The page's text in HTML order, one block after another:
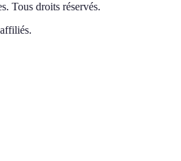
. Tous droits réservés.